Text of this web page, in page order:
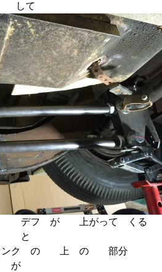
して
デフ が 上がって くる
と
ンク の 上 の 部分
が